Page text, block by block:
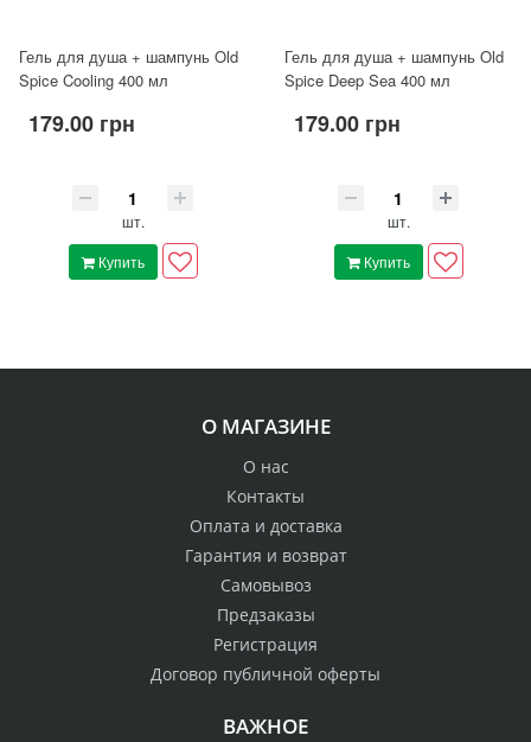
Гель для душа + шампунь Old
Spice Cooling 400 мл
179.00 грн
шт.
Купить
Гель для душа + шампунь Old
Spice Deep Sea 400 мл
179.00 грн
шт.
Купить
О МАГАЗИНЕ
О нас
Контакты
Оплата и доставка
Гарантия и возврат
Самовывоз
Предзаказы
Регистрация
Договор публичной оферты
ВАЖНОЕ